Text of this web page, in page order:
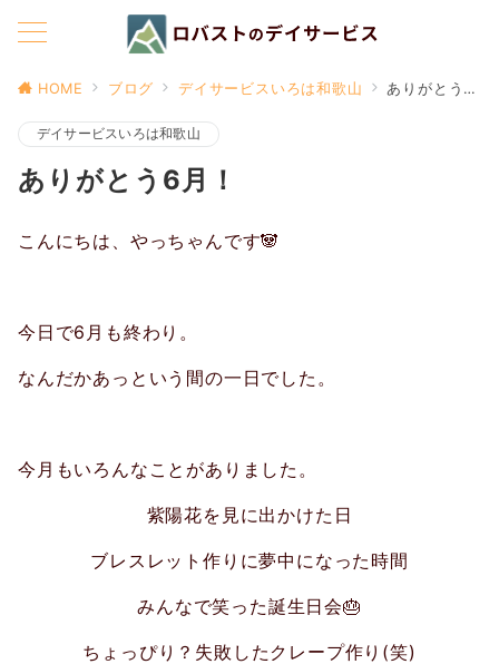
HOME ブログ デイサービスいろは和歌山 ありがとう6月！
デイサービスいろは和歌山
ありがとう6月！
こんにちは、やっちゃんです🐼
今日で6月も終わり。
なんだかあっという間の一日でした。
今月もいろんなことがありました。
紫陽花を見に出かけた日
ブレスレット作りに夢中になった時間
みんなで笑った誕生日会🎂
ちょっぴり？失敗したクレープ作り(笑)